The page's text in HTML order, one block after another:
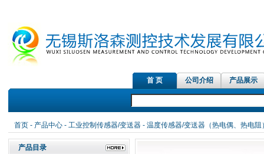
首 页 公司介绍 产品展示
首页- 产品中心- 工业控制传感器/变送器- 温度传感器/变送器（热电偶、热电阻
产品目录